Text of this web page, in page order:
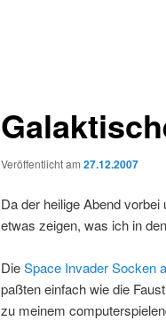
Veröffentlicht am 27.12.2007
Da der heilige Abend
etwas zeigen, was ich in
DieSpace Invader Socken
paßten einfach wie die
zu meinem